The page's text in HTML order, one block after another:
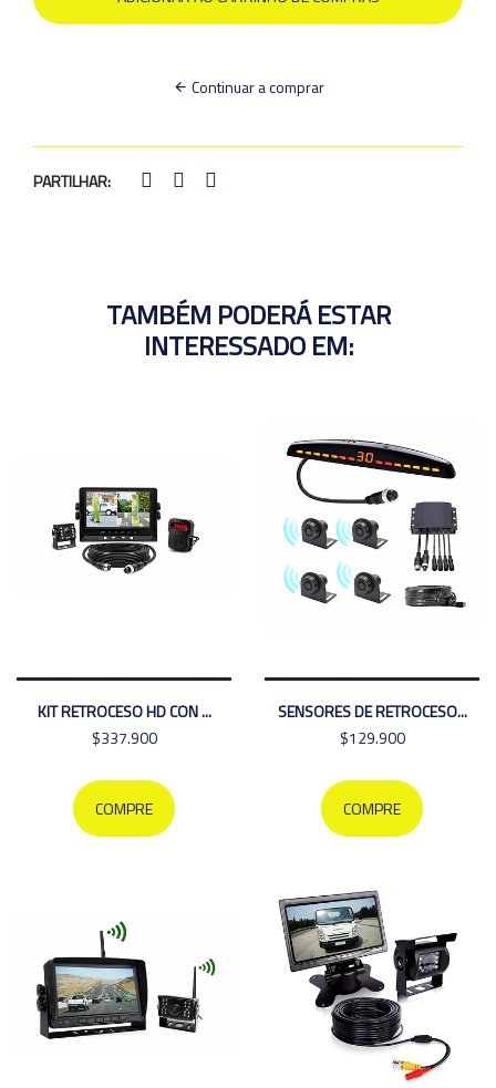
Continuar a comprar
PARTILHAR:
TAMBÉM PODERÁ ESTAR
INTERESSADO EM:
KIT RETROCESO HD CON ...
$337.900
COMPRE
SENSORES DE RETROCESO...
$129.900
COMPRE